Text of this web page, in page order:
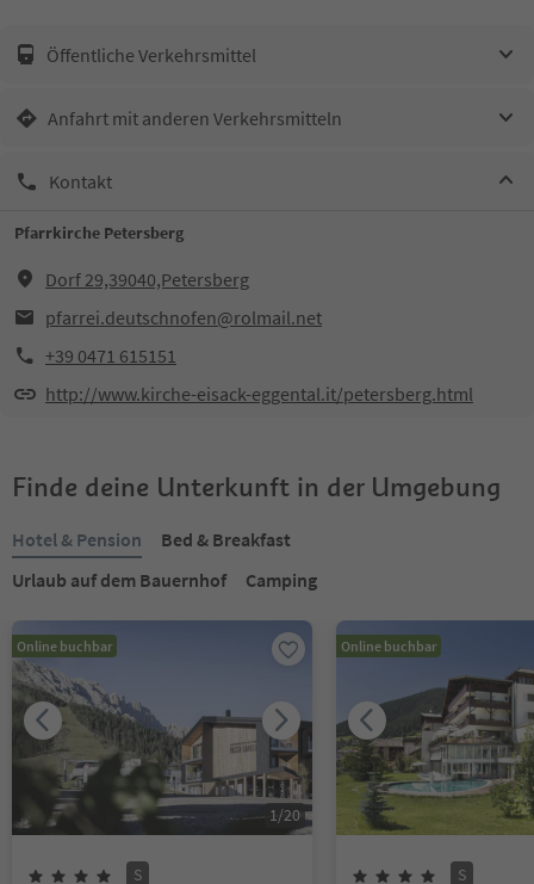
Öffentliche Verkehrsmittel
Anfahrt mit anderen Verkehrsmitteln
Kontakt
Pfarrkirche Petersberg
Dorf 29,39040,Petersberg
pfarrei.deutschnofen@rolmail.net
+39 0471 615151
http://www.kirche-eisack-eggental.it/petersberg.html
Finde deine Unterkunft in der Umgebung
Hotel & Pension
Bed & Breakfast
Urlaub auf dem Bauernhof
Camping
Online buchbar
1/20
S
Online buchbar
S